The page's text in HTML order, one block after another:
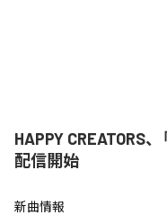
HAPPY CREATORS
配信開始
新曲情報